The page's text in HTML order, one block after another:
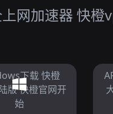
网加速器 快橙
下载 快橙
版 快橙官网开
始